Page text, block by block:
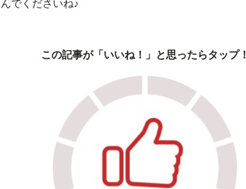
でくださいね♪
この記事が「いいね！」と思ったらタップ！